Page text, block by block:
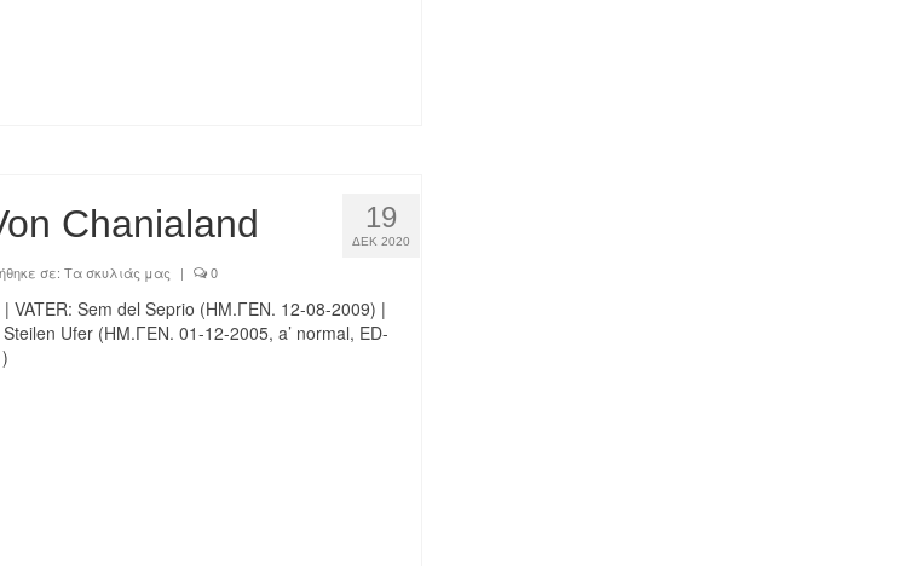
19
ΔΕΚ 2020
Chanialand
σε: Τα σκυλιάς μας | 0
Sem del Seprio (ΗΜ.ΓΕΝ. 12-08-2009) |
Ufer (ΗΜ.ΓΕΝ. 01-12-2005, a’ normal, ED-